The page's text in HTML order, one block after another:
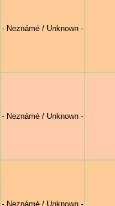
- Neznámé / Unknown -
- Neznámé / Unknown -
- Neznámé / Unknown -